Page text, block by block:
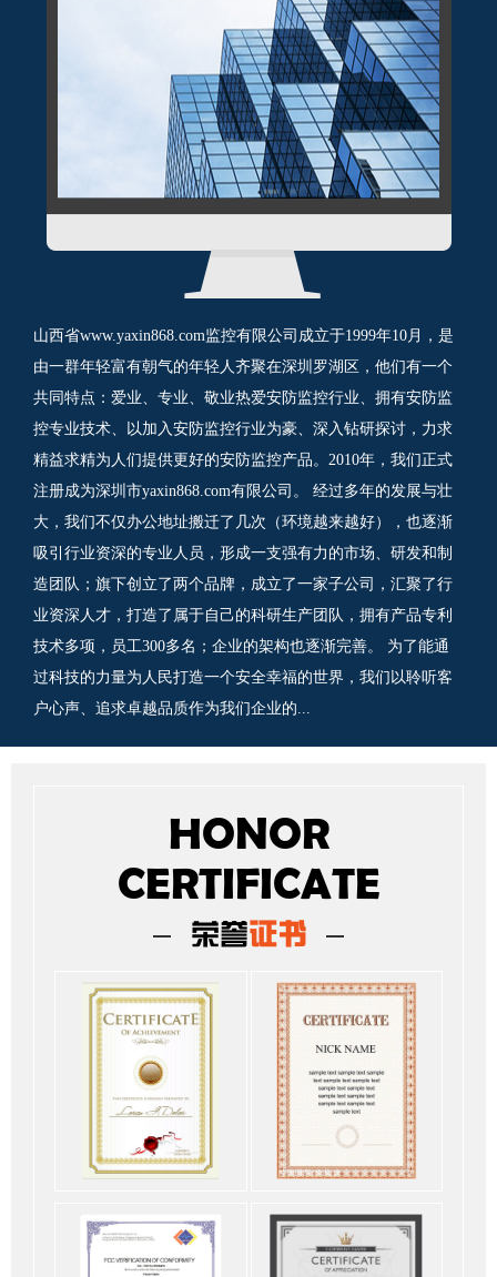
山西省www.yaxin868.com监控有限公司成立于1999年10月，是
由一群年轻富有朝气的年轻人齐聚在深圳罗湖区，他们有一个
共同特点：爱业、专业、敬业热爱安防监控行业、拥有安防监
控专业技术、以加入安防监控行业为豪、深入钻研探讨，力求
精益求精为人们提供更好的安防监控产品。2010年，我们正式
注册成为深圳市yaxin868.com有限公司。 经过多年的发展与壮
大，我们不仅办公地址搬迁了几次（环境越来越好），也逐渐
吸引行业资深的专业人员，形成一支强有力的市场、研发和制
造团队；旗下创立了两个品牌，成立了一家子公司，汇聚了行
业资深人才，打造了属于自己的科研生产团队，拥有产品专利
技术多项，员工300多名；企业的架构也逐渐完善。 为了能通
过科技的力量为人民打造一个安全幸福的世界，我们以聆听客
户心声、追求卓越品质作为我们企业的...
HONOR
CERTIFICATE
荣誉证书